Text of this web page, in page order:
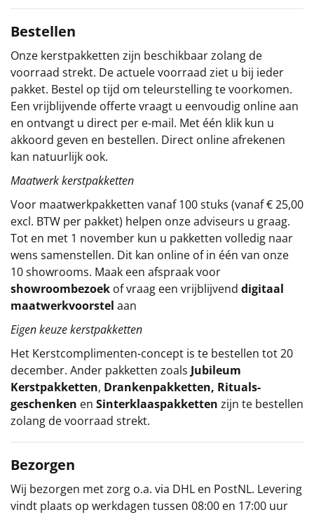
Relatiegeschenken
Cadeaubon
Per stuk
Alle overige
Bestellen
Onze kerstpakketten zijn beschikbaar zolang de
voorraad strekt. De actuele voorraad ziet u bij ieder
pakket. Bestel op tijd om teleurstelling te voorkomen.
Een vrijblijvende offerte vraagt u eenvoudig online aan
en ontvangt u direct per e-mail. Met één klik kun u
akkoord geven en bestellen. Direct online afrekenen
kan natuurlijk ook.
Maatwerk kerstpakketten
Voor maatwerkpakketten vanaf 100 stuks (vanaf € 25,00
excl. BTW per pakket) helpen onze adviseurs u graag.
Tot en met 1 november kun u pakketten volledig naar
wens samenstellen. Dit kan online of in één van onze
10 showrooms. Maak een afspraak voor
showroombezoek of vraag een vrijblijvend digitaal
maatwerkvoorstel aan
Eigen keuze kerstpakketten
Het Kerstcomplimenten-concept is te bestellen tot 20
december. Ander pakketten zoals Jubileum
Kerstpakketten, Drankenpakketten, Rituals-
geschenken en Sinterklaaspakketten zijn te bestellen
zolang de voorraad strekt.
Bezorgen
Wij bezorgen met zorg o.a. via DHL en PostNL. Levering
vindt plaats op werkdagen tussen 08:00 en 17:00 uur